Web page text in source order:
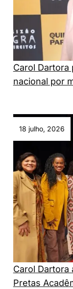
Carol Dartora
nacional por
18 julho, 2026
Carol Dartora
Pretas